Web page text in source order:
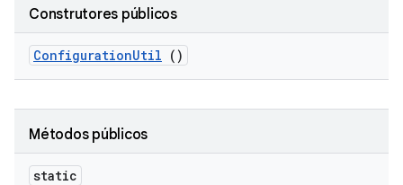
Construtores públicos
ConfigurationUtil ()
Métodos públicos
static